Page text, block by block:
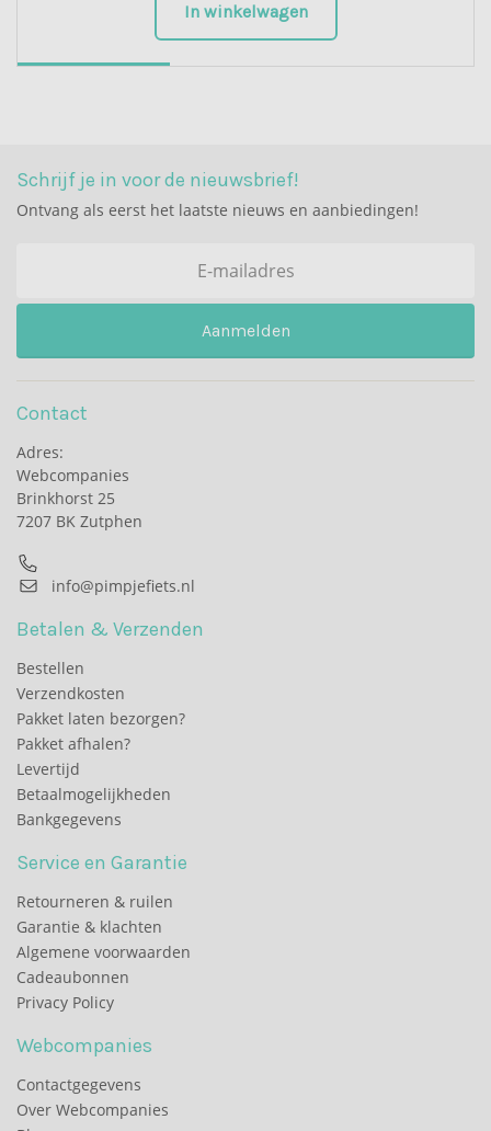
In winkelwagen
1
Schrijf je in voor de nieuwsbrief!
Ontvang als eerst het laatste nieuws en aanbiedingen!
Aanmelden
Contact
Adres:
Webcompanies
Brinkhorst 25
7207 BK Zutphen
info@pimpjefiets.nl
Betalen & Verzenden
Bestellen
Verzendkosten
Pakket laten bezorgen?
Pakket afhalen?
Levertijd
Betaalmogelijkheden
Bankgegevens
Service en Garantie
Retourneren & ruilen
Garantie & klachten
Algemene voorwaarden
Cadeaubonnen
Privacy Policy
Webcompanies
Contactgegevens
Over Webcompanies